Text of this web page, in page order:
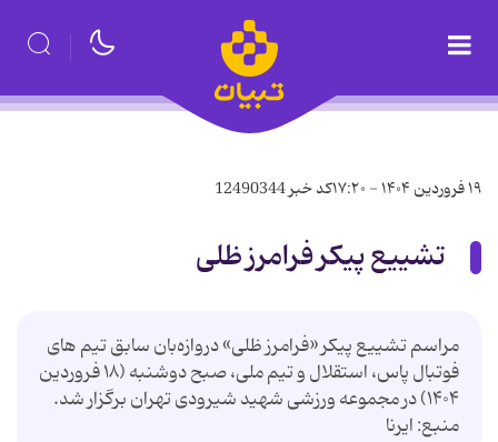
۱۹ فروردین ۱۴۰۴ - ۱۷:۲۰ کد خبر12490344
تشییع پیکر فرامرز ظلی
مراسم تشییع پیکر «فرامرز ظلی» دروازه‌بان سابق تیم های
فوتبال پاس، استقلال و تیم ملی، صبح دوشنبه (۱۸ فروردین
۱۴۰۴) در مجموعه ورزشی شهید شیرودی تهران برگزار شد.
منبع: ایرنا